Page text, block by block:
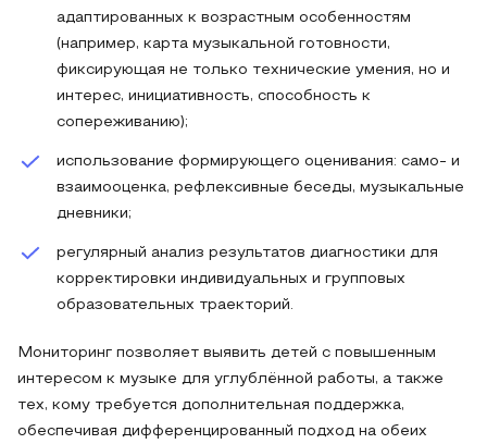
адаптированных к возрастным особенностям
(например, карта музыкальной готовности,
фиксирующая не только технические умения, но и
интерес, инициативность, способность к
сопереживанию);
использование формирующего оценивания: само- и
взаимооценка, рефлексивные беседы, музыкальные
дневники;
регулярный анализ результатов диагностики для
корректировки индивидуальных и групповых
образовательных траекторий.
Мониторинг позволяет выявить детей с повышенным
интересом к музыке для углублённой работы, а также
тех, кому требуется дополнительная поддержка,
обеспечивая дифференцированный подход на обеих